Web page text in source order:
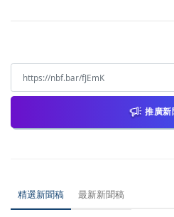
推廣新
精選新聞稿 最新新聞稿